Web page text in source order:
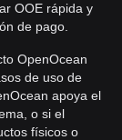
OOE rápida y
de pago.
OpenOcean
de uso de
apoya el
o si el
físicos o